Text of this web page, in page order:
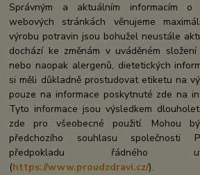
Správným a aktuálním informacím
webových stránkách věnujeme
výrobu potravin jsou bohužel neustále
dochází ke změnám v uváděném
nebo naopak alergenů, dietetických
si měli důkladně prostudovat etiketu na
pouze na informace poskytnuté zde na
Tyto informace jsou výsledkem
zde pro všeobecné použití. Mohou
předchozího souhlasu společnosti
předpokladu řádného
(https://www.proudzdravi.cz/).